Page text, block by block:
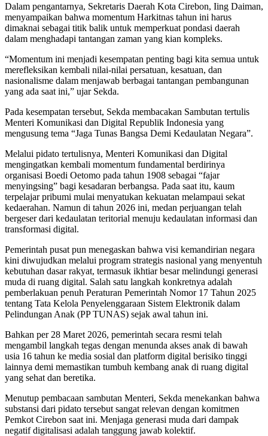
Dalam pengantarnya, Sekretaris Daerah Kota Cirebon, Iing Daiman,
menyampaikan bahwa momentum Harkitnas tahun ini harus
dimaknai sebagai titik balik untuk memperkuat pondasi daerah
dalam menghadapi tantangan zaman yang kian kompleks.
“Momentum ini menjadi kesempatan penting bagi kita semua untuk
merefleksikan kembali nilai-nilai persatuan, kesatuan, dan
nasionalisme dalam menjawab berbagai tantangan pembangunan
yang ada saat ini,” ujar Sekda.
Pada kesempatan tersebut, Sekda membacakan Sambutan tertulis
Menteri Komunikasi dan Digital Republik Indonesia yang
mengusung tema “Jaga Tunas Bangsa Demi Kedaulatan Negara”.
Melalui pidato tertulisnya, Menteri Komunikasi dan Digital
mengingatkan kembali momentum fundamental berdirinya
organisasi Boedi Oetomo pada tahun 1908 sebagai “fajar
menyingsing” bagi kesadaran berbangsa. Pada saat itu, kaum
terpelajar pribumi mulai menyatukan kekuatan melampaui sekat
kedaerahan. Namun di tahun 2026 ini, medan perjuangan telah
bergeser dari kedaulatan teritorial menuju kedaulatan informasi dan
transformasi digital.
Pemerintah pusat pun menegaskan bahwa visi kemandirian negara
kini diwujudkan melalui program strategis nasional yang menyentuh
kebutuhan dasar rakyat, termasuk ikhtiar besar melindungi generasi
muda di ruang digital. Salah satu langkah konkretnya adalah
pemberlakuan penuh Peraturan Pemerintah Nomor 17 Tahun 2025
tentang Tata Kelola Penyelenggaraan Sistem Elektronik dalam
Pelindungan Anak (PP TUNAS) sejak awal tahun ini.
Bahkan per 28 Maret 2026, pemerintah secara resmi telah
mengambil langkah tegas dengan menunda akses anak di bawah
usia 16 tahun ke media sosial dan platform digital berisiko tinggi
lainnya demi memastikan tumbuh kembang anak di ruang digital
yang sehat dan beretika.
Menutup pembacaan sambutan Menteri, Sekda menekankan bahwa
substansi dari pidato tersebut sangat relevan dengan komitmen
Pemkot Cirebon saat ini. Menjaga generasi muda dari dampak
negatif digitalisasi adalah tanggung jawab kolektif.